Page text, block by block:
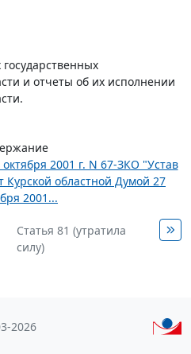
и отчеты об их исполнении
2001 г. N 67-ЗКО "Устав
Курской областной Думой 27
2001...
Статья 81 (утратила
силу)
2026